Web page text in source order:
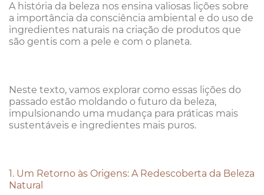
A história da beleza nos ensina valiosas lições sobre
a importância da consciência ambiental e do uso de
ingredientes naturais na criação de produtos que
são gentis com a pele e com o planeta.
Neste texto, vamos explorar como essas lições do
passado estão moldando o futuro da beleza,
impulsionando uma mudança para práticas mais
sustentáveis e ingredientes mais puros.
1. Um Retorno às Origens: A Redescoberta da Beleza
Natural